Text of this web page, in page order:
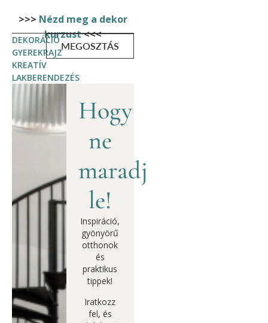
>>> Nézd meg a dekor
kurzust<<<
DEKORÁCIÓ
GYEREKRAJZ
KREATÍV
LAKBERENDEZÉS
MEGOSZTÁS
Hogy
ne
maradj
le!
Inspiráció,
gyönyörű
otthonok
és
praktikus
tippek!
Iratkozz
fel, és